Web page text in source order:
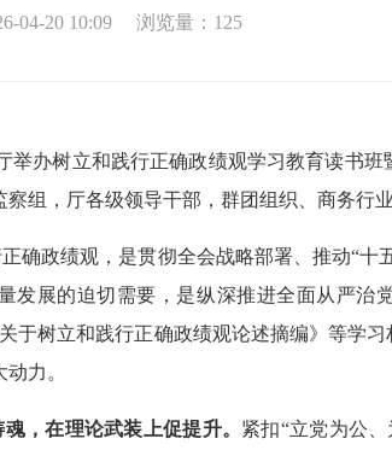
04-20 10:09 浏览量：125
举办树立和践行正确政绩观学习教育读书
组，厅各级领导干部，群团组织、商务行
确政绩观，是贯彻全会战略部署、推动“十
发展的迫切需要，是纵深推进全面从严
于树立和践行正确政绩观论述摘编》等学
力。
，在理论武装上促提升。 紧扣“立党为公